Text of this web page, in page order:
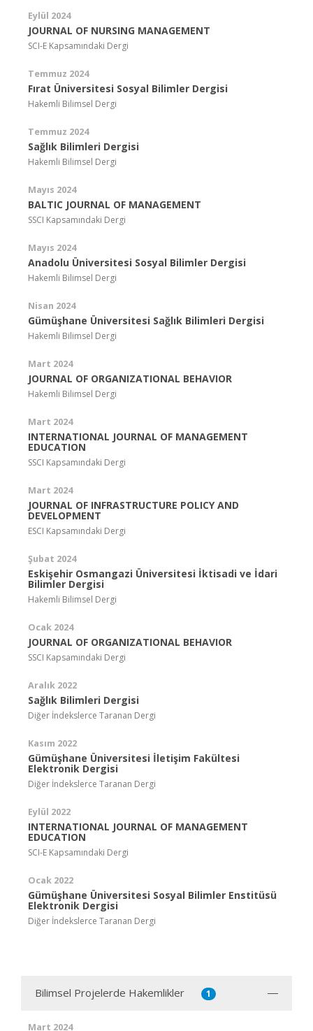
Eylül 2024
JOURNAL OF NURSING MANAGEMENT
SCI-E Kapsamındaki Dergi
Temmuz 2024
Fırat Üniversitesi Sosyal Bilimler Dergisi
Hakemli Bilimsel Dergi
Temmuz 2024
Sağlık Bilimleri Dergisi
Hakemli Bilimsel Dergi
Mayıs 2024
BALTIC JOURNAL OF MANAGEMENT
SSCI Kapsamındaki Dergi
Mayıs 2024
Anadolu Üniversitesi Sosyal Bilimler Dergisi
Hakemli Bilimsel Dergi
Nisan 2024
Gümüşhane Üniversitesi Sağlık Bilimleri Dergisi
Hakemli Bilimsel Dergi
Mart 2024
JOURNAL OF ORGANIZATIONAL BEHAVIOR
Hakemli Bilimsel Dergi
Mart 2024
INTERNATIONAL JOURNAL OF MANAGEMENT
EDUCATION
SSCI Kapsamındaki Dergi
Mart 2024
JOURNAL OF INFRASTRUCTURE POLICY AND
DEVELOPMENT
ESCI Kapsamındaki Dergi
Şubat 2024
Eskişehir Osmangazi Üniversitesi İktisadi ve İdari
Bilimler Dergisi
Hakemli Bilimsel Dergi
Ocak 2024
JOURNAL OF ORGANIZATIONAL BEHAVIOR
SSCI Kapsamındaki Dergi
Aralık 2022
Sağlık Bilimleri Dergisi
Diğer İndekslerce Taranan Dergi
Kasım 2022
Gümüşhane Üniversitesi İletişim Fakültesi
Elektronik Dergisi
Diğer İndekslerce Taranan Dergi
Eylül 2022
INTERNATIONAL JOURNAL OF MANAGEMENT
EDUCATION
SCI-E Kapsamındaki Dergi
Ocak 2022
Gümüşhane Üniversitesi Sosyal Bilimler Enstitüsü
Elektronik Dergisi
Diğer İndekslerce Taranan Dergi
Bilimsel Projelerde Hakemlikler 1
Mart 2024